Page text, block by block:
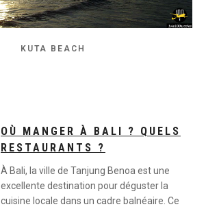
KUTA BEACH
OÙ MANGER À BALI ? QUELS
RESTAURANTS ?
À Bali, la ville de Tanjung Benoa est une
excellente destination pour déguster la
cuisine locale dans un cadre balnéaire. Ce